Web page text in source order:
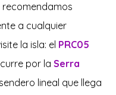
recomendamos
a cualquier
la isla: el PRC05
por la Serra
lineal que llega